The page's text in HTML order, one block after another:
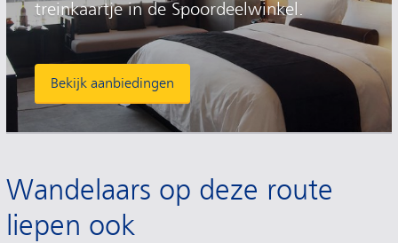
treinkaartje in de Spoordeelwinkel.
Bekijk aanbiedingen
Wandelaars op deze route
liepen ook